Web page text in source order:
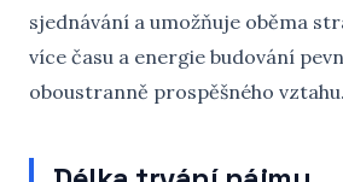
sjednávání a umožňuje oběma
více času a energie budování
oboustranně prospěšného vztahu.